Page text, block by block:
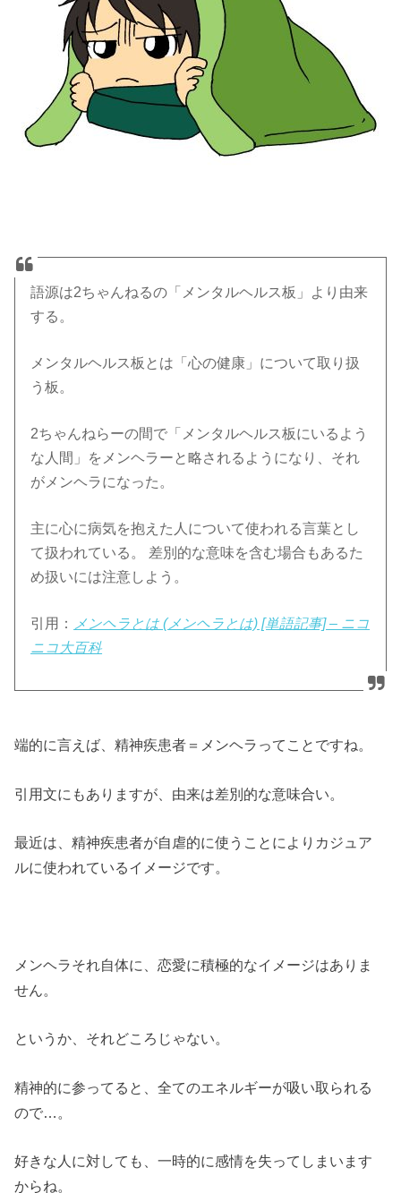
語源は2ちゃんねるの「メンタルヘルス板」より由来
する。
メンタルヘルス板とは「心の健康」について取り扱
う板。
2ちゃんねらーの間で「メンタルヘルス板にいるよう
な人間」をメンヘラーと略されるようになり、それ
がメンヘラになった。
主に心に病気を抱えた人について使われる言葉とし
て扱われている。 差別的な意味を含む場合もあるた
め扱いには注意しよう。
引用：
メンヘラとは (メンヘラとは) [単語記事] – ニコ
ニコ大百科
端的に言えば、精神疾患者＝メンヘラってことですね。
引用文にもありますが、由来は差別的な意味合い。
最近は、精神疾患者が自虐的に使うことによりカジュア
ルに使われているイメージです。
メンヘラそれ自体に、恋愛に積極的なイメージはありま
せん。
というか、それどころじゃない。
精神的に参ってると、全てのエネルギーが吸い取られる
ので…。
好きな人に対しても、一時的に感情を失ってしまいます
からね。